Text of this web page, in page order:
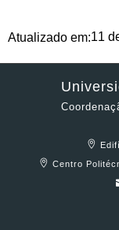
Atualizado em:11
Centro